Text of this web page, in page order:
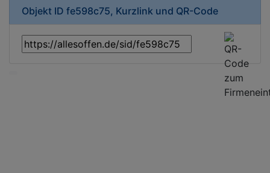
Objekt ID fe598c75, Kurzlink und QR-Code